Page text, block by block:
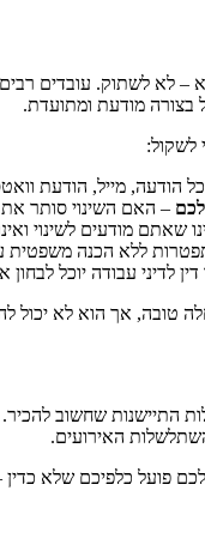
– לא לשתוק. עובדים
בצורה מודעת ומתועדת.
לשקול:
הודעה, מייל, הודעת
– האם השינוי סותר
שאתם מודעים לשינוי
ללא הכנה משפטית
לדיני עבודה יוכל
טובה, אך הוא לא יכול
התיישנות שחשוב
האירועים.
פועל כלפיכם שלא כדין